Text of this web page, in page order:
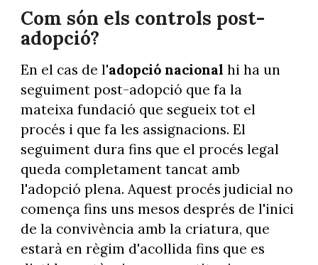
Com són els controls post-
adopció?
En el cas de l'adopció nacional hi ha un
seguiment post-adopció que fa la
mateixa fundació que segueix tot el
procés i que fa les assignacions. El
seguiment dura fins que el procés legal
queda completament tancat amb
l'adopció plena. Aquest procés judicial no
comença fins uns mesos després de l'inici
de la convivència amb la criatura, que
estarà en règim d'acollida fins que es